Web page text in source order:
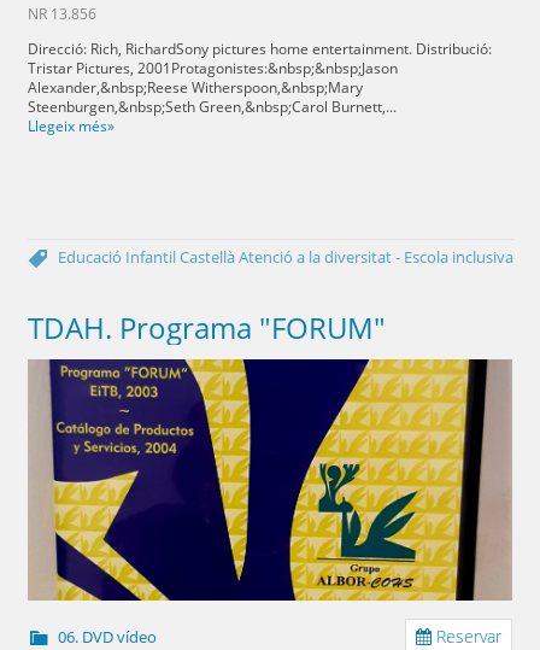
NR 13.856
Direcció: Rich, RichardSony pictures home entertainment. Distribució:
Tristar Pictures, 2001Protagonistes:&nbsp;&nbsp;Jason
Alexander,&nbsp;Reese Witherspoon,&nbsp;Mary
Steenburgen,&nbsp;Seth Green,&nbsp;Carol Burnett,...
Llegeix més»
Educació InfantilCastellàAtenció a la diversitat - Escola inclusiva
TDAH. Programa "FORUM"
Reservar
06. DVD vídeo